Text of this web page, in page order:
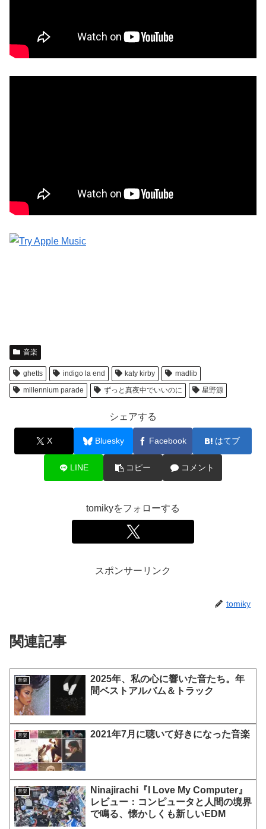
音楽
ghetts indigo la end katy kirby
madlib
millennium parade
ずっと真夜中でいいのに 星野源
シェアする
X Bluesky Facebook はてブ
LINE コピー コメント
tomikyをフォローする
スポンサーリンク
tomiky
関連記事
音楽
2025年、私の心に響いた音たち。年
間ベストアルバム＆トラック
音楽 2021年7月に聴いて好きになった音楽
音楽
Ninajirachi『I Love My Computer』
レビュー：コンピュータと人間の境界
で鳴る、懐かしくも新しいEDM